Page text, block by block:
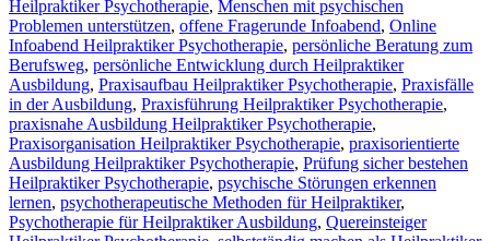
Heilpraktiker Psychotherapie, Menschen mit psychischen
Problemen unterstützen, offene Fragerunde Infoabend, Online
Infoabend Heilpraktiker Psychotherapie, persönliche Beratung zum
Berufsweg, persönliche Entwicklung durch Heilpraktiker
Ausbildung, Praxisaufbau Heilpraktiker Psychotherapie, Praxisfälle
in der Ausbildung, Praxisführung Heilpraktiker Psychotherapie,
praxisnahe Ausbildung Heilpraktiker Psychotherapie,
Praxisorganisation Heilpraktiker Psychotherapie, praxisorientierte
Ausbildung Heilpraktiker Psychotherapie, Prüfung sicher bestehen
Heilpraktiker Psychotherapie, psychische Störungen erkennen
lernen, psychotherapeutische Methoden für Heilpraktiker,
Psychotherapie für Heilpraktiker Ausbildung, Quereinsteiger